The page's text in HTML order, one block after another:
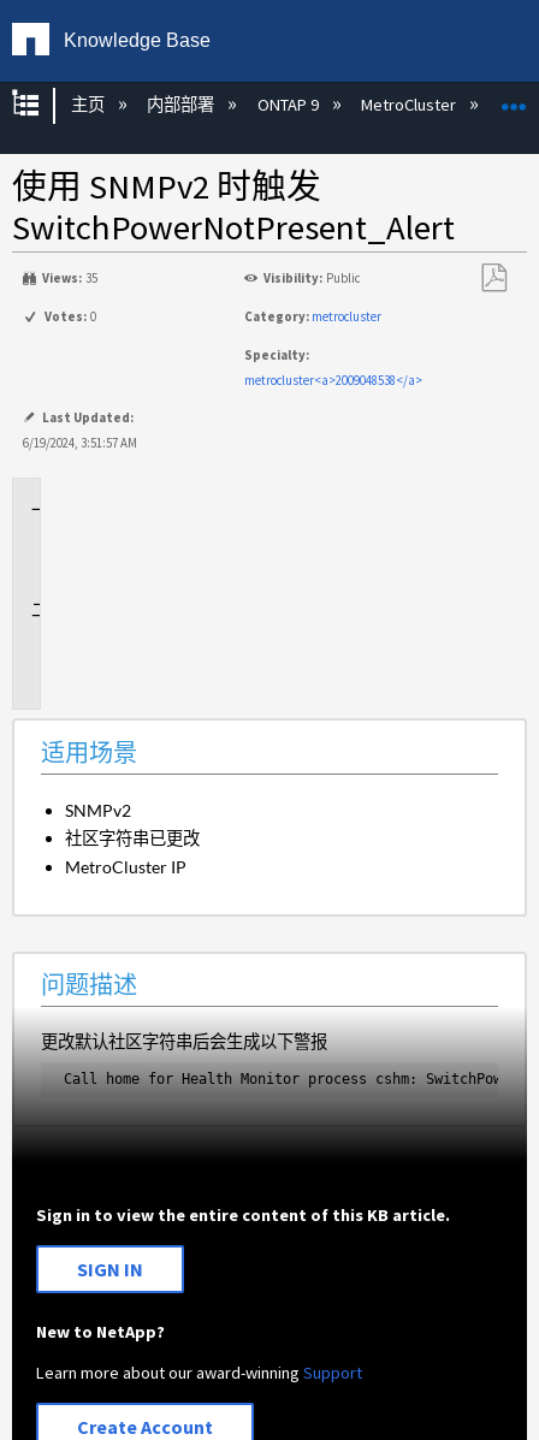
Knowledge Base
扩展/隐缩全局层次
主页 内部部署 ONTAP 9 MetroCluster
使用 SNMPv2 时触发
SwitchPowerNotPresent_Alert
Views: 35 Visibility: Public
Votes: 0 Category: metrocluster
Specialty:
metrocluster<a>2009048538</a>
Last Updated:
6/19/2024, 3:51:57 AM
适用场景
SNMPv2
社区字符串已更改
MetroCluster IP
问题描述
更改默认社区字符串后会生成以下警报
Call home for Health Monitor process cshm:
Sign in to view the entire content of this KB article.
SIGN IN
New to NetApp?
Learn more about our award-winningSupport
Create Account